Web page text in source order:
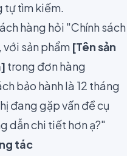
tự tìm kiếm.
hàng hỏi "Chính sách
với sản phẩm [Tên sản
trong đơn hàng
bảo hành là 12 tháng
đang gặp vấn đề cụ
dẫn chi tiết hơn ạ?"
tác